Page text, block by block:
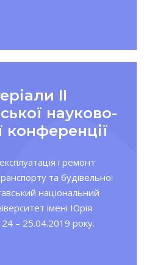
ІІ
науково-
конференції
і ремонт
та будівельної
національний
імені Юрія
– 25.04.2019 року.